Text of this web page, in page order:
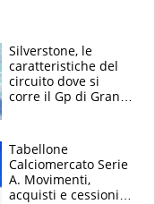
Silverstone, le
caratteristiche del
circuito dove si
corre il Gp di Gran
Tabellone
Calciomercato Serie
A. Movimenti,
acquisti e cessioni: